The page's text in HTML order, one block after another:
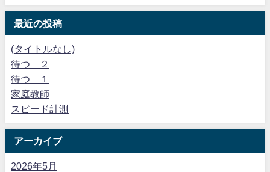
最近の投稿
(タイトルなし)
待つ ２
待つ １
家庭教師
スピード計測
アーカイブ
2026年5月